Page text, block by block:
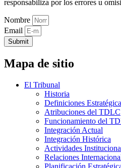
responsabiliza por los errores u
Nombre
Email
Submit
Mapa de sitio
El Tribunal
Historia
Definiciones
Atribuciones del TDLC
Funcionamiento del
Integración Actual
Integración Histórica
Actividades
Relaciones
Planificación